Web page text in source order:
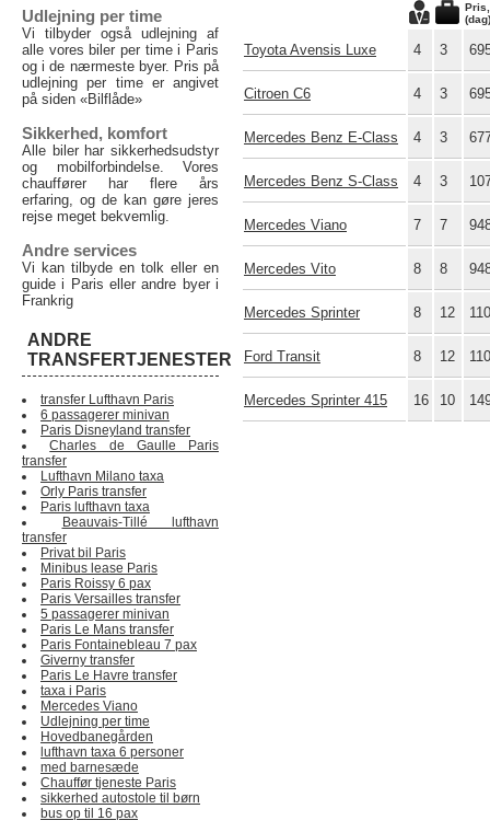
(dag)
Toyota Avensis Luxe 4 3
Citroen C6 4 3
Mercedes Benz E-Class 4 3
Mercedes Benz S-Class 4 3
Mercedes Viano 7 7
Mercedes Vito 8 8
Mercedes Sprinter 8 12
Ford Transit 8 12
Mercedes Sprinter 415 16 10
Udlejning per time
Vi tilbyder også udlejning af
alle vores biler per time i Paris
og i de nærmeste byer. Pris på
udlejning per time er angivet
på siden «Bilflåde»
Sikkerhed, komfort
Alle biler har sikkerhedsudstyr
og mobilforbindelse. Vores
chauffører har flere års
erfaring, og de kan gøre jeres
rejse meget bekvemlig.
Andre services
Vi kan tilbyde en tolk eller en
guide i Paris eller andre byer i
Frankrig
ANDRE
TRANSFERTJENESTER
transfer Lufthavn Paris
6 passagerer minivan
Paris Disneyland transfer
Charles de Gaulle Paris
transfer
Lufthavn Milano taxa
Orly Paris transfer
Paris lufthavn taxa
Beauvais-Tillé lufthavn
transfer
Privat bil Paris
Minibus lease Paris
Paris Roissy 6 pax
Paris Versailles transfer
5 passagerer minivan
Paris Le Mans transfer
Paris Fontainebleau 7 pax
Giverny transfer
Paris Le Havre transfer
taxa i Paris
Mercedes Viano
Udlejning per time
Hovedbanegården
lufthavn taxa 6 personer
med barnesæde
Chauffør tjeneste Paris
sikkerhed autostole til børn
bus op til 16 pax